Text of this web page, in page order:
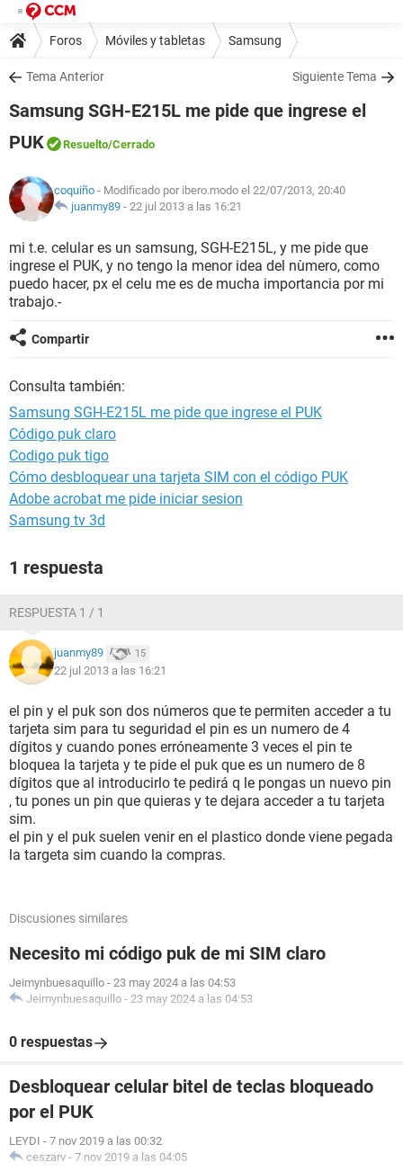
Foros Móviles y tabletas Samsung
Tema Anterior Siguiente Tema
Samsung SGH-E215L me pide que ingrese el
PUK
Resuelto/Cerrado
coquiño - Modificado por ibero.modo el 22/07/2013, 20:40
juanmy89 - 22 jul 2013 a las 16:21
mi t.e. celular es un samsung, SGH-E215L, y me pide que
ingrese el PUK, y no tengo la menor idea del nùmero, como
puedo hacer, px el celu me es de mucha importancia por mi
trabajo.-
Compartir
Consulta también:
Samsung SGH-E215L me pide que ingrese el PUK
Código puk claro
Codigo puk tigo
Cómo desbloquear una tarjeta SIM con el código PUK
Adobe acrobat me pide iniciar sesion
Samsung tv 3d
1 respuesta
RESPUESTA 1 / 1
juanmy89 15
22 jul 2013 a las 16:21
el pin y el puk son dos números que te permiten acceder a tu
tarjeta sim para tu seguridad el pin es un numero de 4
dígitos y cuando pones erróneamente 3 veces el pin te
bloquea la tarjeta y te pide el puk que es un numero de 8
dígitos que al introducirlo te pedirá q le pongas un nuevo pin
, tu pones un pin que quieras y te dejara acceder a tu tarjeta
sim.
el pin y el puk suelen venir en el plastico donde viene pegada
la targeta sim cuando la compras.
Discusiones similares
Necesito mi código puk de mi SIM claro
Jeimynbuesaquillo - 23 may 2024 a las 04:53
Jeimynbuesaquillo - 23 may 2024 a las 04:53
0 respuestas
Desbloquear celular bitel de teclas bloqueado
por el PUK
LEYDI - 7 nov 2019 a las 00:32
ceszarv - 7 nov 2019 a las 04:05